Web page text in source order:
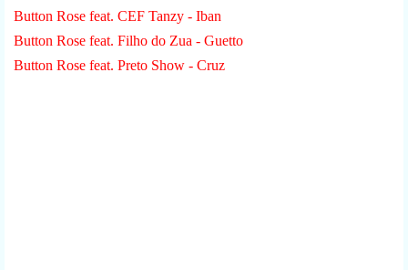
Button Rose feat. CEF Tanzy - Iban
Button Rose feat. Filho do Zua - Guetto
Button Rose feat. Preto Show - Cruz